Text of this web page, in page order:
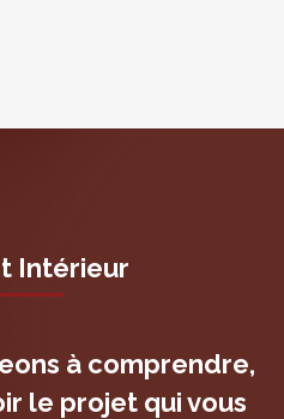
Intérieur
à comprendre,
le projet qui vous